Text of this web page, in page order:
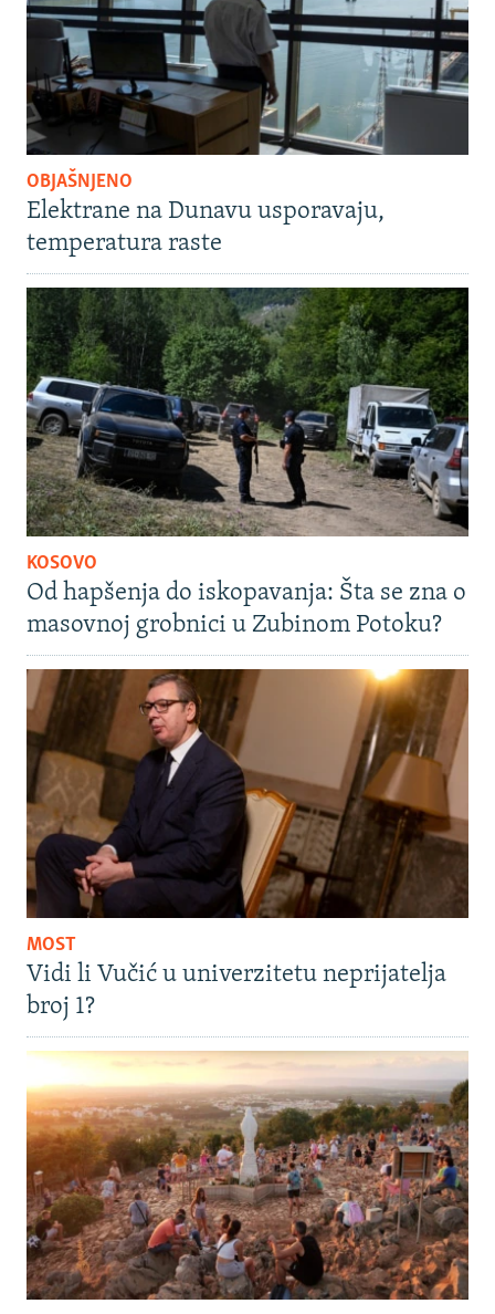
OBJAŠNJENO
Elektrane na Dunavu usporavaju,
temperatura raste
KOSOVO
Od hapšenja do iskopavanja: Šta se zna o
masovnoj grobnici u Zubinom Potoku?
MOST
Vidi li Vučić u univerzitetu neprijatelja
broj 1?